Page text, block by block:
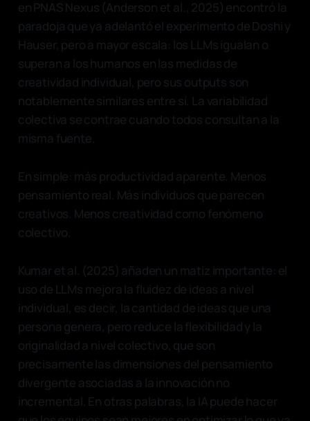
en PNAS Nexus (Anderson et al., 2025) encontró la
paradoja que ya adelantó el experimento de Doshi y
Hauser, pero a mayor escala: los LLMs igualan o
superan a los humanos en las medidas de
creatividad individual, pero sus outputs son
notablemente similares entre sí. La variabilidad
colectiva se contrae cuando todos consultan a la
misma fuente.
En simple: más productividad aparente. Menos
pensamiento real. Más individuos que parecen
creativos. Menos creatividad como fenómeno
colectivo.
Kumar et al. (2025) añaden un matiz importante: el
uso de LLMs mejora la fluidez de ideas a nivel
individual, es decir, la cantidad de ideas que una
persona genera, pero reduce la flexibilidad y la
originalidad a nivel colectivo, que son
precisamente las dimensiones del pensamiento
divergente asociadas a la innovación no
incremental. En otras palabras, la IA puede hacer